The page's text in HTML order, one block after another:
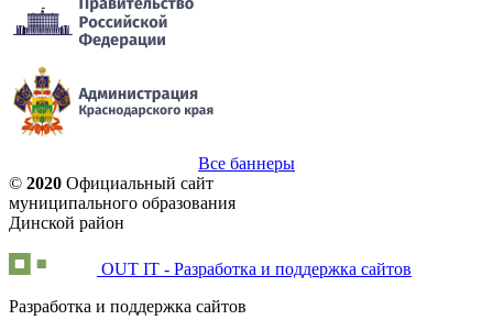
Все баннеры
© 2020 Официальный сайт
муниципального образования
Динской район
OUT IT - Разработка и поддержка сайтов
Разработка и поддержка сайтов